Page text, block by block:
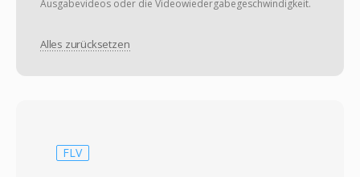
Ausgabevideos oder die Videowiedergabegeschwindigkeit.
Alles zurücksetzen
FLV